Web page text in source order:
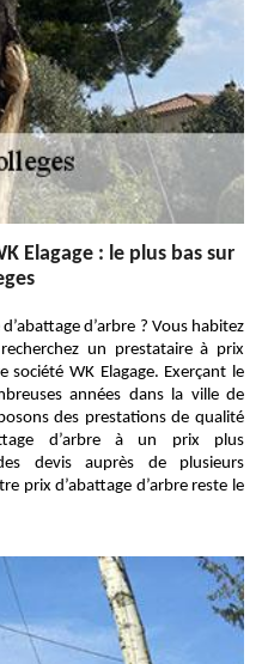
Elagage : le plus bas sur
d’arbre ? Vous habitez
un prestataire à prix
société WK Elagage. Exerçant le
années dans la ville de
des prestations de qualité
d’arbre à un prix plus
devis auprès de plusieurs
prix d’abattage d’arbre reste le